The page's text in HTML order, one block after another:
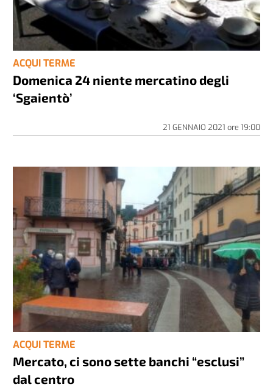
ACQUI TERME
Domenica 24 niente mercatino degli
‘Sgaientò’
21 GENNAIO 2021 ore 19:00
ACQUI TERME
Mercato, ci sono sette banchi “esclusi”
dal centro